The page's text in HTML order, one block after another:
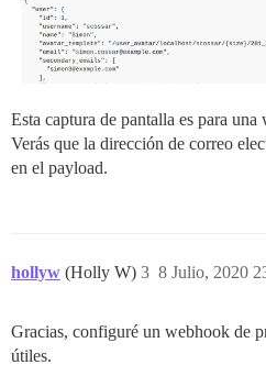
Esta captura de pantalla es para
Verás que la dirección de correo
en el payload.
hollyw (Holly W) 8 Julio, 2020
3
Gracias, configuré un webhook de
útiles.